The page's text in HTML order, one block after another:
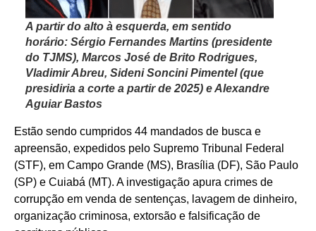
A partir do alto à esquerda, em sentido
horário: Sérgio Fernandes Martins (presidente
do TJMS), Marcos José de Brito Rodrigues,
Vladimir Abreu, Sideni Soncini Pimentel (que
presidiria a corte a partir de 2025) e Alexandre
Aguiar Bastos
Estão sendo cumpridos 44 mandados de busca e
apreensão, expedidos pelo Supremo Tribunal Federal
(STF), em Campo Grande (MS), Brasília (DF), São Paulo
(SP) e Cuiabá (MT). A investigação apura crimes de
corrupção em venda de sentenças, lavagem de dinheiro,
organização criminosa, extorsão e falsificação de